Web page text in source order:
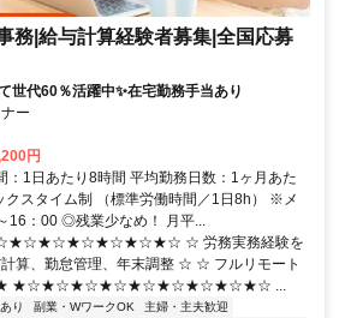
務|給与計算経験者募集|全国応募
世代60％活躍中✨在宅勤務手当あり
ー
円
：1日あたり8時間 平均勤務日数：1ヶ月あた
クスタイム制 （標準労働時間／1日8h） ※メ
16：00 ◎残業少なめ！ 月平...
☆ 労務実務経験を
算、勤怠管理、年末調整 ☆ ☆ フルリモート
！ ★ ★☆★☆★☆★☆★☆★☆★☆★☆★☆ ...
り 副業・WワークOK
主婦・主夫歓迎